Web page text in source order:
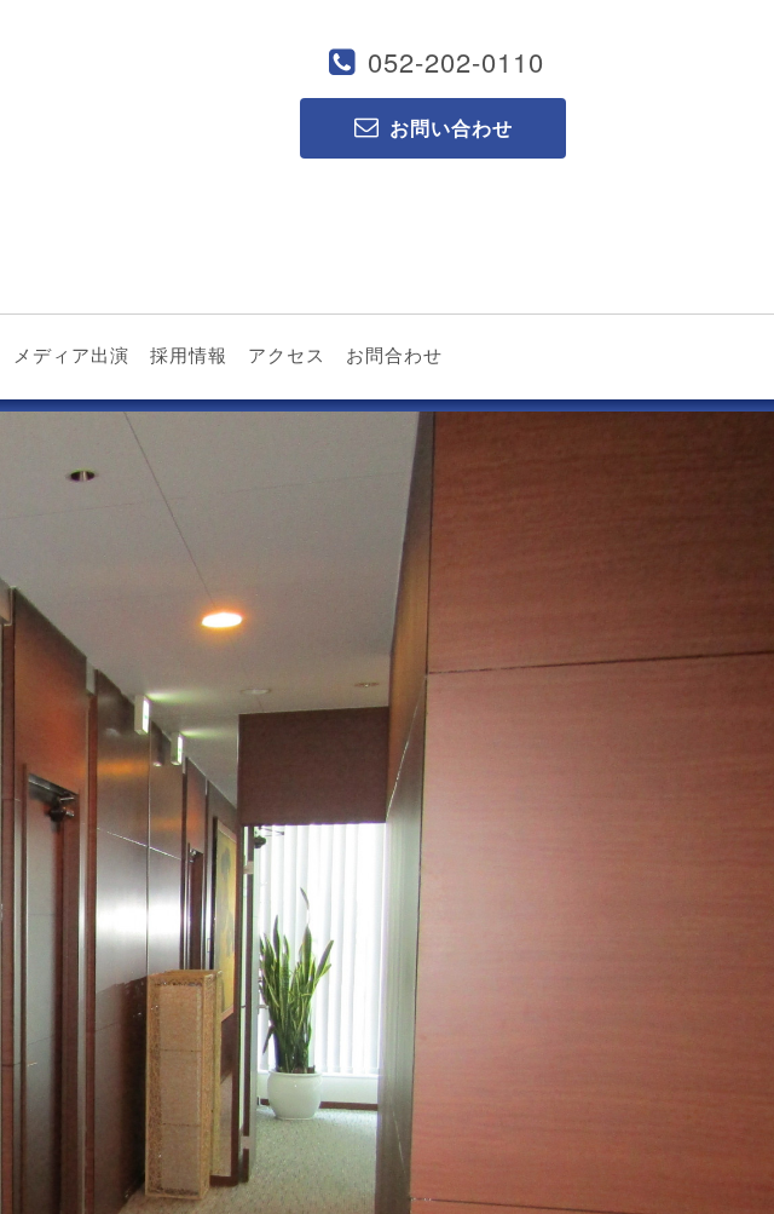
052-202-0110
お問い合わせ
メディア出演 採用情報 アクセス お問合わせ